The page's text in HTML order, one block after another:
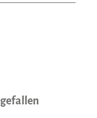
überspringen